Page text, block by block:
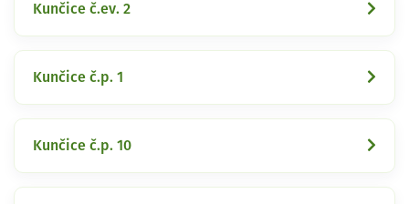
Kunčice č.ev. 2
Kunčice č.p. 1
Kunčice č.p. 10